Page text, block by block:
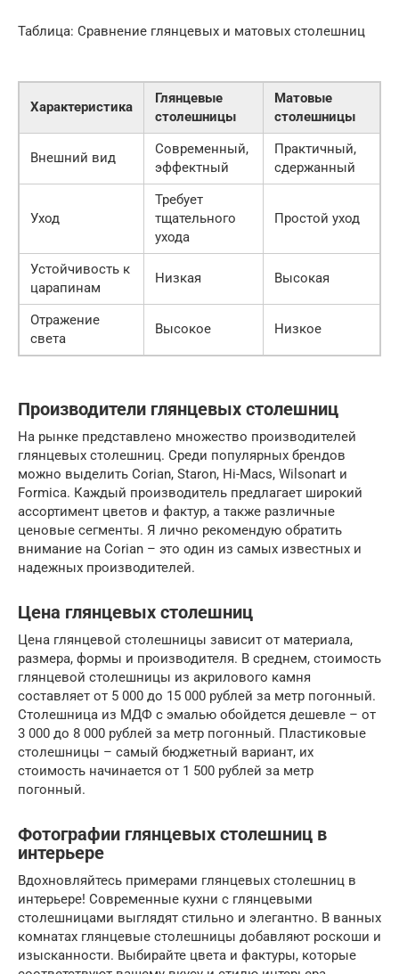
Таблица: Сравнение глянцевых и матовых столешниц
Характеристика
Глянцевые
столешницы
Матовые
столешницы
Внешний вид
Современный,
эффектный
Практичный,
сдержанный
Уход
Требует
тщательного
ухода
Простой уход
Устойчивость к
царапинам
Низкая Высокая
Отражение
света
Высокое Низкое
Производители глянцевых столешниц
На рынке представлено множество производителей
глянцевых столешниц. Среди популярных брендов
можно выделить Corian, Staron, Hi-Macs, Wilsonart и
Formica. Каждый производитель предлагает широкий
ассортимент цветов и фактур, а также различные
ценовые сегменты. Я лично рекомендую обратить
внимание на Corian – это один из самых известных и
надежных производителей.
Цена глянцевых столешниц
Цена глянцевой столешницы зависит от материала,
размера, формы и производителя. В среднем, стоимость
глянцевой столешницы из акрилового камня
составляет от 5 000 до 15 000 рублей за метр погонный.
Столешница из МДФ с эмалью обойдется дешевле – от
3 000 до 8 000 рублей за метр погонный. Пластиковые
столешницы – самый бюджетный вариант, их
стоимость начинается от 1 500 рублей за метр
погонный.
Фотографии глянцевых столешниц в
интерьере
Вдохновляйтесь примерами глянцевых столешниц в
интерьере! Современные кухни с глянцевыми
столешницами выглядят стильно и элегантно. В ванных
комнатах глянцевые столешницы добавляют роскоши и
изысканности. Выбирайте цвета и фактуры, которые